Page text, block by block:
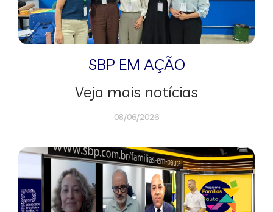
SBP EM AÇÃO
Veja mais notícias
08/06/2026